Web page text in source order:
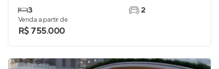
3
2
Venda a partir de
R$ 755.000